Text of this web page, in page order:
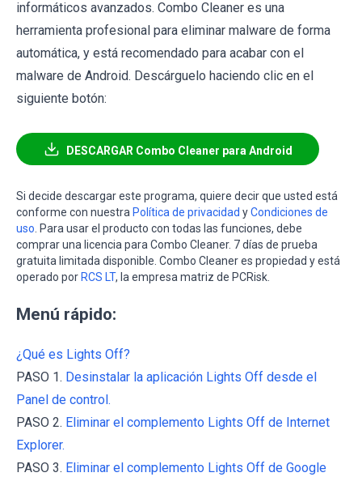
informáticos avanzados. Combo Cleaner es una
herramienta profesional para eliminar malware de forma
automática, y está recomendado para acabar con el
malware de Android. Descárguelo haciendo clic en el
siguiente botón:
DESCARGAR Combo Cleaner para Android
Si decide descargar este programa, quiere decir que usted está
conforme con nuestra Política de privacidad yCondiciones de
uso . Para usar el producto con todas las funciones, debe
comprar una licencia para Combo Cleaner. 7 días de prueba
gratuita limitada disponible. Combo Cleaner es propiedad y está
operado por RCS LT, la empresa matriz de PCRisk.
Menú rápido:
¿Qué es Lights Off?
PASO 1. Desinstalar la aplicación Lights Off desde el
Panel de control.
PASO 2. Eliminar el complemento Lights Off de Internet
Explorer.
PASO 3. Eliminar el complemento Lights Off de Google